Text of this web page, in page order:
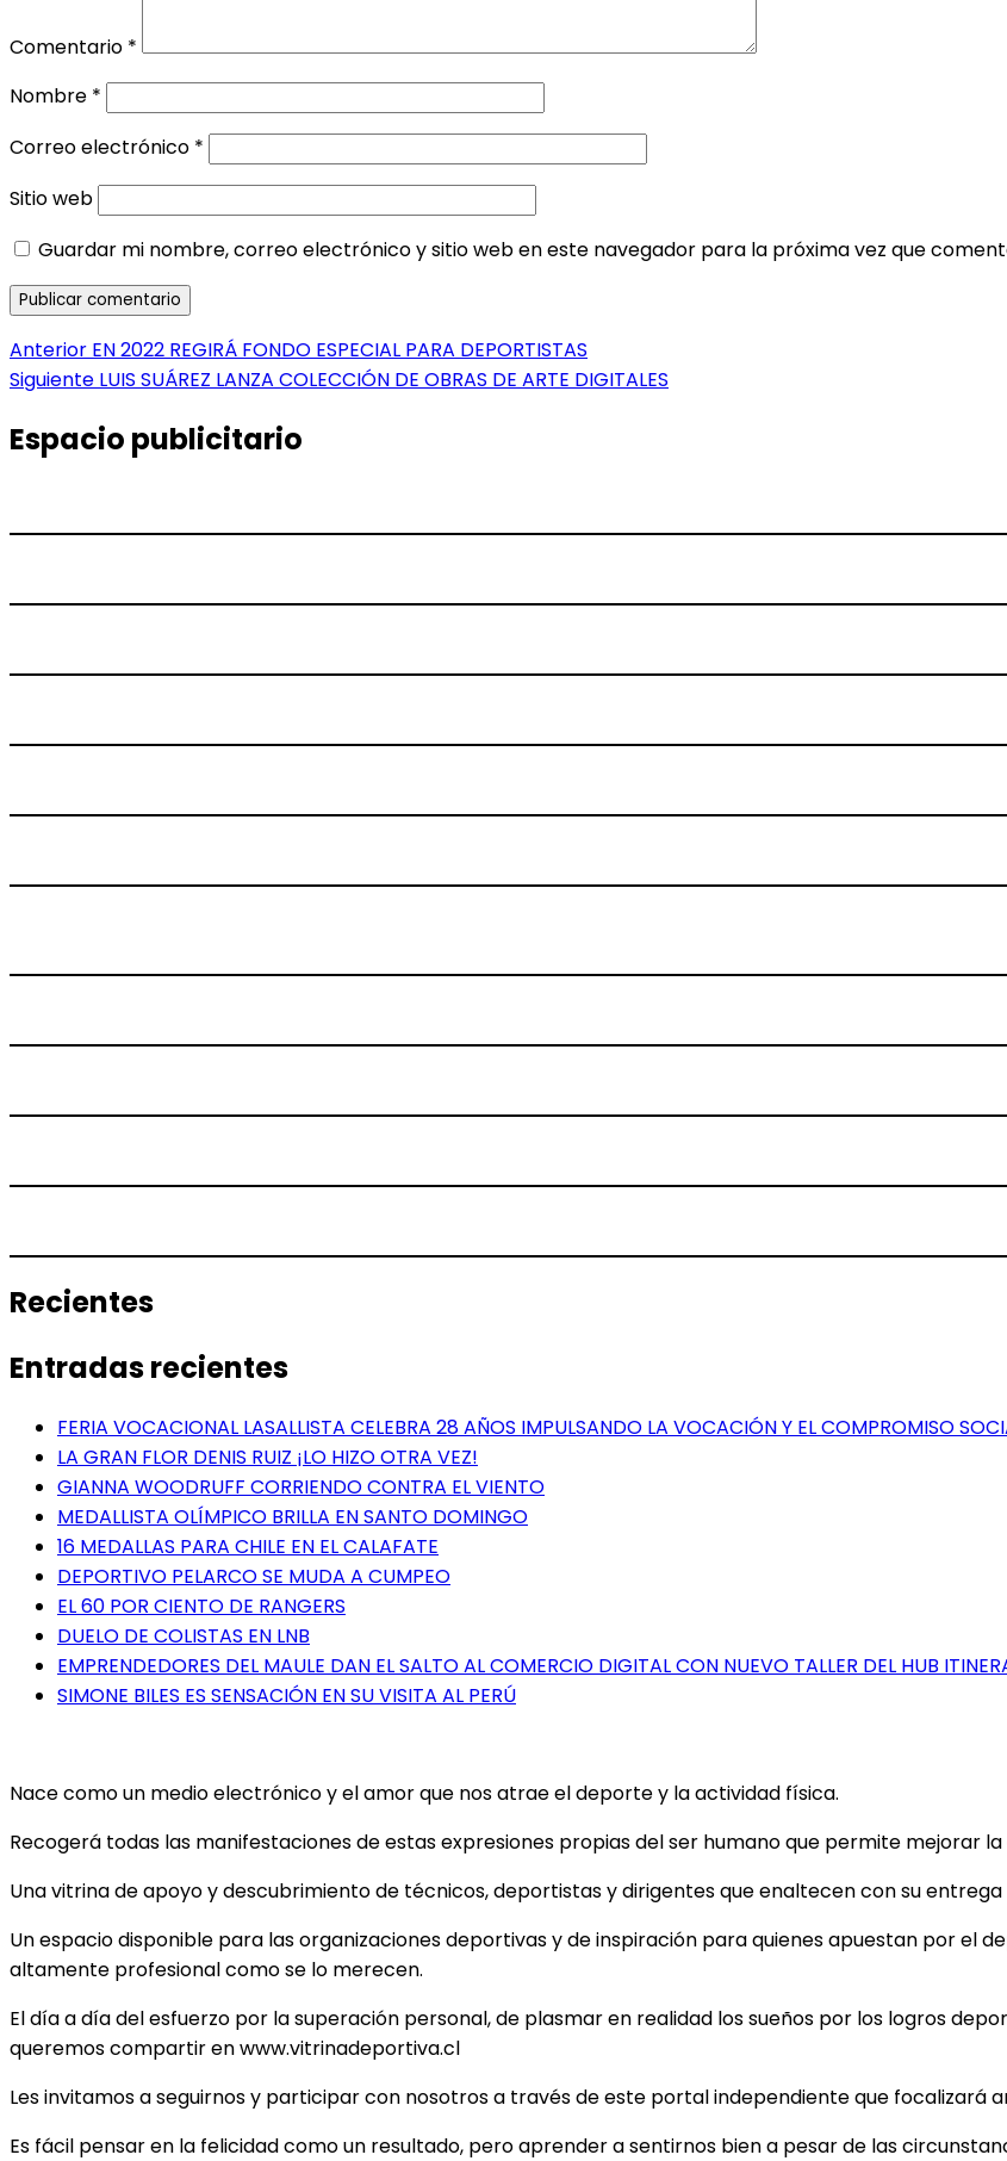
Comentario *
Nombre *
Correo electrónico *
Sitio web
Guardar mi nombre, correo electrónico y sitio web en este navegador para la próxima vez que
Navegación
de
entradas
Anterior Entrada
anterior:
EN 2022 REGIRÁ FONDO ESPECIAL PARA DEPORTISTAS
Siguiente Entrada
LUIS SUÁREZ LANZA COLECCIÓN DE OBRAS DE ARTE DIGITALES
Espacio publicitario
Recientes
Entradas recientes
FERIA VOCACIONAL LASALLISTA CELEBRA 28 AÑOS IMPULSANDO LA VOCACIÓN Y EL COMPROMISO
LA GRAN FLOR DENIS RUIZ ¡LO HIZO OTRA VEZ!
GIANNA WOODRUFF CORRIENDO CONTRA EL VIENTO
MEDALLISTA OLÍMPICO BRILLA EN SANTO DOMINGO
16 MEDALLAS PARA CHILE EN EL CALAFATE
DEPORTIVO PELARCO SE MUDA A CUMPEO
EL 60 POR CIENTO DE RANGERS
DUELO DE COLISTAS EN LNB
EMPRENDEDORES DEL MAULE DAN EL SALTO AL COMERCIO DIGITAL CON NUEVO TALLER DEL HUB
SIMONE BILES ES SENSACIÓN EN SU VISITA AL PERÚ
Nace como un medio electrónico y el amor que nos atrae el deporte y la actividad física.
Recogerá todas las manifestaciones de estas expresiones propias del ser humano que permite mejorar la
Una vitrina de apoyo y descubrimiento de técnicos, deportistas y dirigentes que enaltecen con su
Un espacio disponible para las organizaciones deportivas y de inspiración para quienes apuestan por el
altamente profesional como se lo merecen.
El día a día del esfuerzo por la superación personal, de plasmar en realidad los sueños por los logros
queremos compartir en www.vitrinadeportiva.cl
Les invitamos a seguirnos y participar con nosotros a través de este portal independiente que focalizará
Es fácil pensar en la felicidad como un resultado, pero aprender a sentirnos bien a pesar de las